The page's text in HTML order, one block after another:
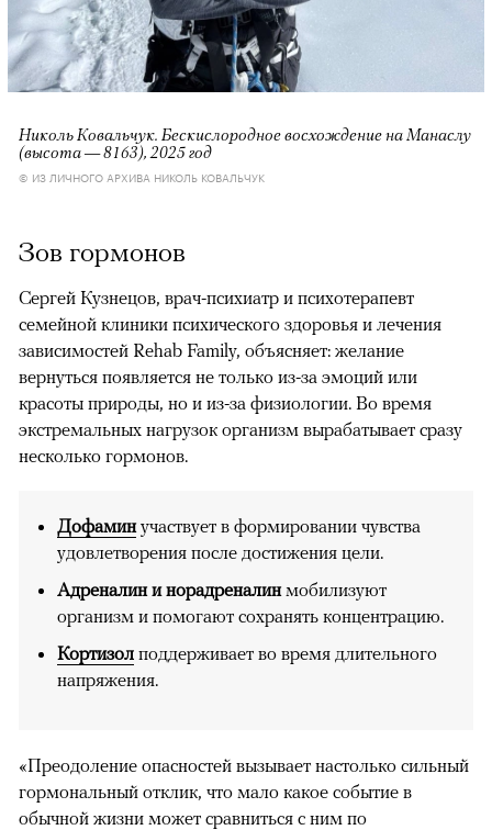
Николь Ковальчук. Бескислородное восхождение на Манаслу
(высота — 8163), 2025 год
© ИЗ ЛИЧНОГО АРХИВА НИКОЛЬ КОВАЛЬЧУК
Зов гормонов
Сергей Кузнецов, врач-психиатр и психотерапевт
семейной клиники психического здоровья и лечения
зависимостей Rehab Family, объясняет: желание
вернуться появляется не только из-за эмоций или
красоты природы, но и из-за физиологии. Во время
экстремальных нагрузок организм вырабатывает сразу
несколько гормонов.
Дофаминучаствует в формировании чувства
удовлетворения после достижения цели.
Адреналин и норадреналинмобилизуют
организм и помогают сохранять концентрацию.
Кортизол поддерживает во время длительного
напряжения.
«Преодоление опасностей вызывает настолько сильный
гормональный отклик, что мало какое событие в
обычной жизни может сравниться с ним по